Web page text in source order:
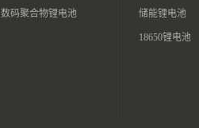
数码聚合物锂电池 储能锂电池
18650锂电池